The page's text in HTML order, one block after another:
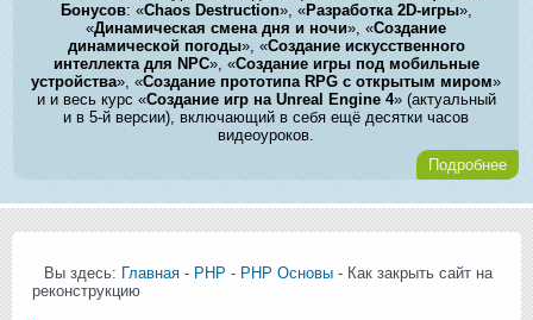
Бонусов: «Chaos Destruction», «Разработка 2D-игры»,
«Динамическая смена дня и ночи», «Создание
динамической погоды», «Создание искусственного
интеллекта для NPC», «Создание игры под мобильные
устройства», «Создание прототипа RPG с открытым миром»
и и весь курс «Создание игр на Unreal Engine 4» (актуальный
и в 5-й версии), включающий в себя ещё десятки часов
видеоуроков.
Подробнее
Вы здесь: Главная - PHP - PHP Основы - Как закрыть сайт на
реконструкцию